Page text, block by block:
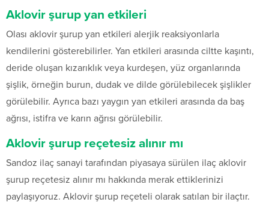
Aklovir şurup yan etkileri
Olası aklovir şurup yan etkileri alerjik reaksiyonlarla
kendilerini gösterebilirler. Yan etkileri arasında ciltte kaşıntı,
deride oluşan kızarıklık veya kurdeşen, yüz organlarında
şişlik, örneğin burun, dudak ve dilde görülebilecek şişlikler
görülebilir. Ayrıca bazı yaygın yan etkileri arasında da baş
ağrısı, istifra ve karın ağrısı görülebilir.
Aklovir şurup reçetesiz alınır mı
Sandoz ilaç sanayi tarafından piyasaya sürülen ilaç aklovir
şurup reçetesiz alınır mı hakkında merak ettiklerinizi
paylaşıyoruz. Aklovir şurup reçeteli olarak satılan bir ilaçtır.